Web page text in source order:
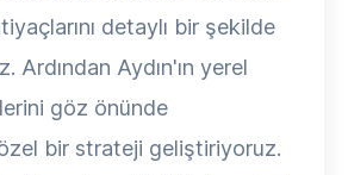
detaylı bir şekilde
Ardından Aydın'ın yerel
göz önünde
bir strateji geliştiriyoruz.